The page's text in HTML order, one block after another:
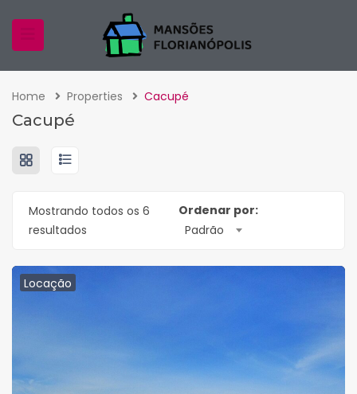
Home Properties Cacupé
Cacupé
Mostrando todos os 6
resultados
Ordenar por:
Padrão
Locação